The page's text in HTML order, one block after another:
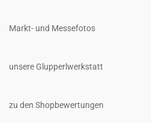
Markt- und Messefotos
unsere Glupperlwerkstatt
zu den Shopbewertungen